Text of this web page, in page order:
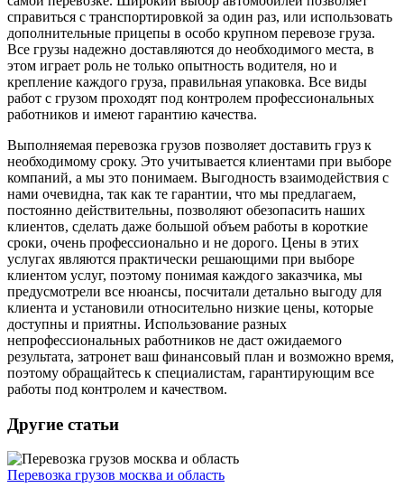
справиться с транспортировкой за один раз, или использовать
дополнительные прицепы в особо крупном перевозе груза.
Все грузы надежно доставляются до необходимого места, в
этом играет роль не только опытность водителя, но и
крепление каждого груза, правильная упаковка. Все виды
работ с грузом проходят под контролем профессиональных
работников и имеют гарантию качества.
Выполняемая перевозка грузов позволяет доставить груз к
необходимому сроку. Это учитывается клиентами при выборе
компаний, а мы это понимаем. Выгодность взаимодействия с
нами очевидна, так как те гарантии, что мы предлагаем,
постоянно действительны, позволяют обезопасить наших
клиентов, сделать даже большой объем работы в короткие
сроки, очень профессионально и не дорого. Цены в этих
услугах являются практически решающими при выборе
клиентом услуг, поэтому понимая каждого заказчика, мы
предусмотрели все нюансы, посчитали детально выгоду для
клиента и установили относительно низкие цены, которые
доступны и приятны. Использование разных
непрофессиональных работников не даст ожидаемого
результата, затронет ваш финансовый план и возможно время,
поэтому обращайтесь к специалистам, гарантирующим все
работы под контролем и качеством.
Другие статьи
Перевозка грузов москва и область